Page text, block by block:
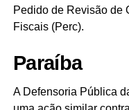
Pedido de Revisão de
Fiscais (Perc).
Paraíba
A Defensoria Pública